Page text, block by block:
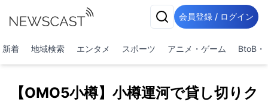
会員登録 / ログイン
新着 地域検索 エンタメ スポーツ アニメ・ゲーム BtoB・
【OMO5小樽】小樽運河で貸し切りク